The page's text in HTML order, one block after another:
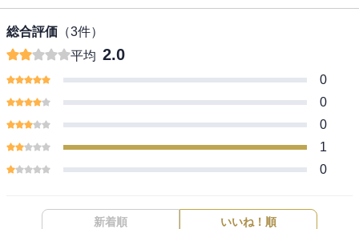
総合評価 （3件）
平均 2.0
0
0
0
1
0
新着順 いいね！順